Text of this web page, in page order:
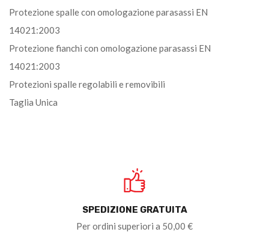
Protezione spalle con omologazione parasassi EN
14021:2003
Protezione fianchi con omologazione parasassi EN
14021:2003
Protezioni spalle regolabili e removibili
Taglia Unica
SPEDIZIONE GRATUITA
Per ordini superiori a 50,00 €